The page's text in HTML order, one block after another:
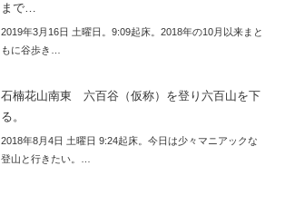
まで…
2019年3月16日 土曜日。9:09起床。2018年の10月以来まと
もに谷歩き…
石楠花山南東 六百谷（仮称）を登り六百山を下
る。
2018年8月4日 土曜日 9:24起床。今日は少々マニアックな
登山と行きたい。…